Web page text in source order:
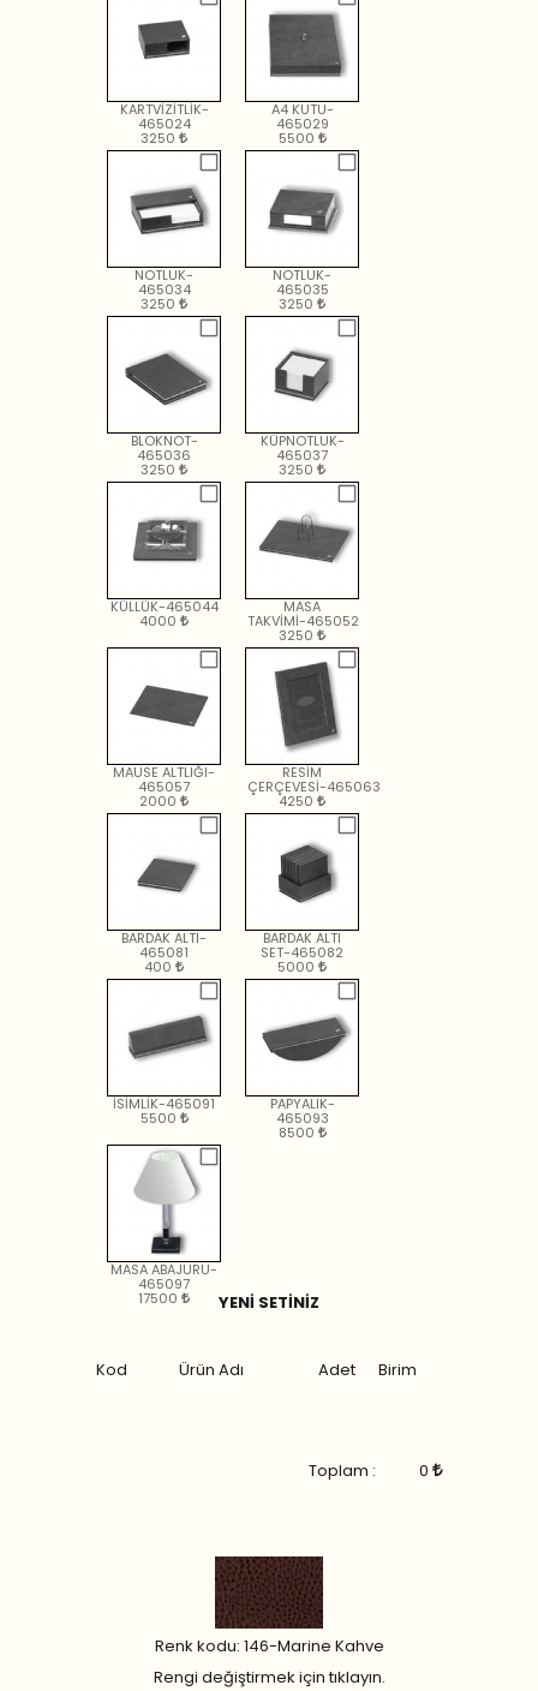
KARTVİZİTLİK-
465024
3250
A4 KUTU-
465029
5500
NOTLUK-
465034
3250
NOTLUK-
465035
3250
BLOKNOT-
465036
3250
KÜPNOTLUK-
465037
3250
KÜLLÜK-465044
4000
MASA
TAKVİMİ-465052
3250
MAUSE ALTLIĞI-
465057
2000
RESİM
ÇERÇEVESİ-465063
4250
BARDAK ALTI-
465081
400
BARDAK ALTI
SET-465082
5000
İSİMLİK-465091
5500
PAPYALIK-
465093
8500
MASA ABAJURU-
465097
17500 YENİ SETİNİZ
Kod Ürün Adı Adet Birim
Toplam : 0
Renk kodu: 146-Marine Kahve
Rengi değiştirmek için tıklayın.